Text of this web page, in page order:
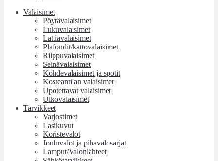
Valaisimet
Pöytävalaisimet
Lukuvalaisimet
Lattiavalaisimet
Plafondit/kattovalaisimet
Riippuvalaisimet
Seinävalaisimet
Kohdevalaisimet ja spotit
Kosteantilan valaisimet
Upotettavat valaisimet
Ulkovalaisimet
Tarvikkeet
Varjostimet
Lasikuvut
Koristevalot
Jouluvalot ja pihavalosarjat
Lamput/Valonlähteet